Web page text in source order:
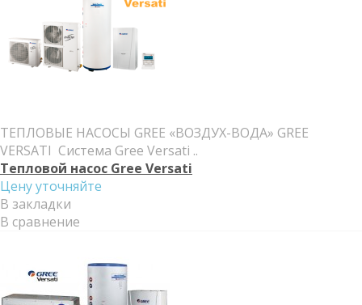
ТЕПЛОВЫЕ НАСОСЫ GREE «ВОЗДУХ-ВОДА» GREE
VERSATI Система Gree Versati ..
Тепловой насос Gree Versati
Цену уточняйте
В закладки
В сравнение